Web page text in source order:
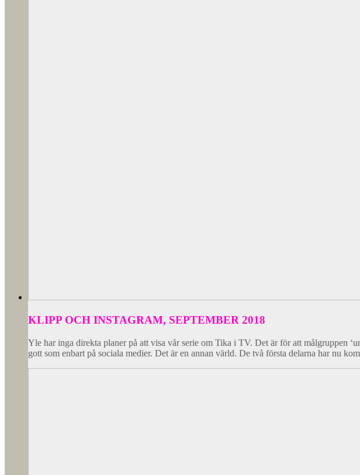
KLIPP OCH INSTAGRAM, SEPTEMBER 2018
Yle har inga direkta planer på att visa vår serie om Tika i TV. Det är för att målgruppen
gott som enbart på sociala medier. Det är en annan värld. De två första delarna har nu